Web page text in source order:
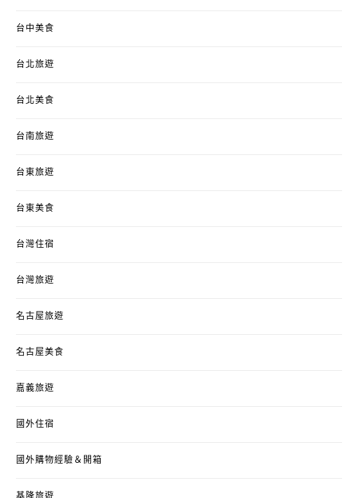
台中美食
台北旅遊
台北美食
台南旅遊
台東旅遊
台東美食
台灣住宿
台灣旅遊
名古屋旅遊
名古屋美食
嘉義旅遊
國外住宿
國外購物經驗＆開箱